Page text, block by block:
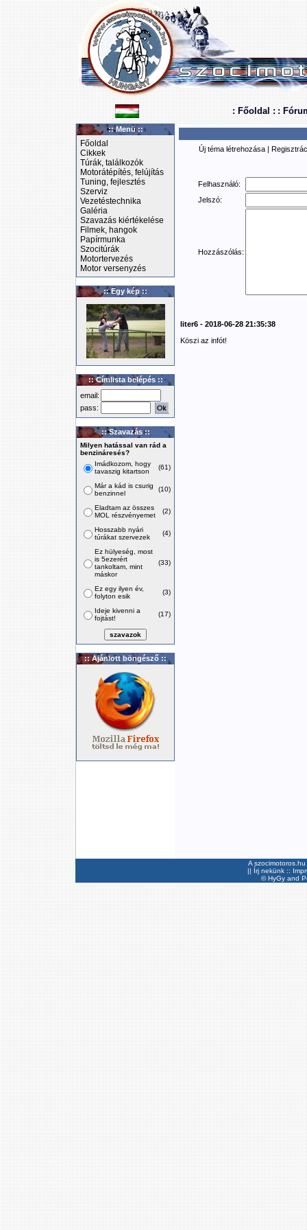
: Főoldal : :
:: Menü ::
Főoldal
Cikkek
Túrák, találkozók
Motorátépítés, felújítás
Tuning, fejlesztés
Szerviz
Vezetéstechnika
Galéria
Szavazás kiértékelése
Filmek, hangok
Papírmunka
Szocitúrák
Motortervezés
Motor versenyzés
:: Egy kép ::
:: Címlista belépés ::
email:
pass:
:: Szavazás ::
Milyen hatással van rád a
benzináresés?
Imádkozom, hogy
tavaszig kitartson
(61)
Már a kád is csurig
benzinnel
(10)
Eladtam az összes
MOL részvényemet
(2)
Hosszabb nyári
túrákat szervezek
(4)
Ez hülyeség, most
is 5ezerért
tankoltam, mint
máskor
(33)
Ez egy ilyen év,
folyton esik
(3)
Ideje kivenni a
fojtást!
(17)
:: Ajánlott böngésző ::
Új téma létrehozása |
Felhasználó:
Jelszó:
Hozzászólás:
liter6 - 2018-06-28 21:35:38
Köszi az infót!
A
|| Írj nekünk ::
©HyGyand